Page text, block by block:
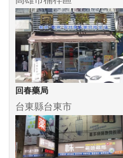
回春藥局
台東縣台東市